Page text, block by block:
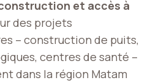
et accès à
des projets
– construction de puits,
centres de santé –
dans la région Matam